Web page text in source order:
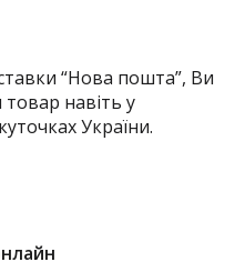
“Нова пошта”, Ви
навіть у
України.